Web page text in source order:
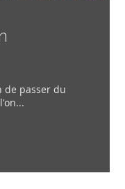
de passer du